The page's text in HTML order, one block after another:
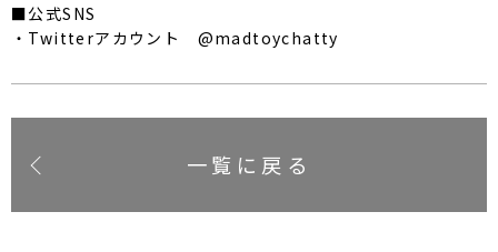
■公式SNS
・Twitterアカウント @madtoychatty
一覧に戻る